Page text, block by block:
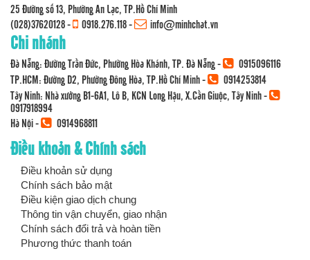
25 Đường số 13, Phường An Lạc, TP.Hồ Chí Minh
(028)37620128- 0918.276.118- info@minhchat.vn
Chi nhánh
Đà Nẵng: Đường Trần Đức, Phường Hòa Khánh, TP. Đà Nẵng -
0915096116
TP.HCM: Đường D2, Phường Đông Hòa, TP.Hồ Chí Minh -
0914253814
Tây Ninh: Nhà xưởng B1-6A1, Lô B, KCN Long Hậu, X.Cần Giuộc, Tây Ninh -
0917918994
Hà Nội -
0914968811
Điều khoản & Chính sách
Điều khoản sử dụng
Chính sách bảo mật
Điều kiện giao dịch chung
Thông tin vận chuyển, giao nhận
Chính sách đổi trả và hoàn tiền
Phương thức thanh toán